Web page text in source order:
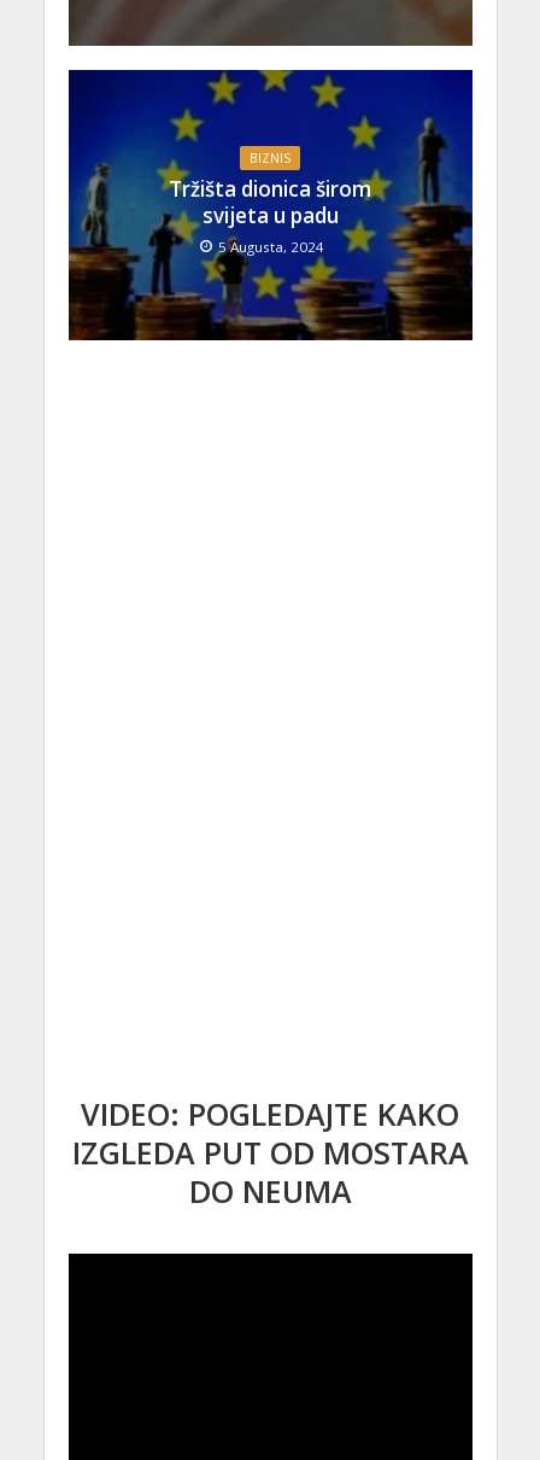
BIZNIS
Tržišta dionica širom
svijeta u padu
5 Augusta, 2024
VIDEO: POGLEDAJTE KAKO
IZGLEDA PUT OD MOSTARA
DO NEUMA